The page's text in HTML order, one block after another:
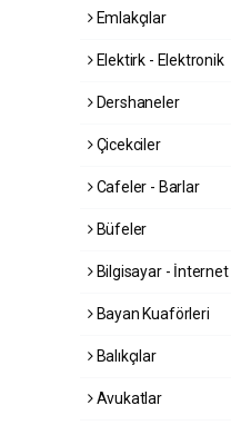
Emlakçılar
Elektirk - Elektronik
Dershaneler
Çicekciler
Cafeler - Barlar
Büfeler
Bilgisayar - İnternet
Bayan Kuaförleri
Balıkçılar
Avukatlar